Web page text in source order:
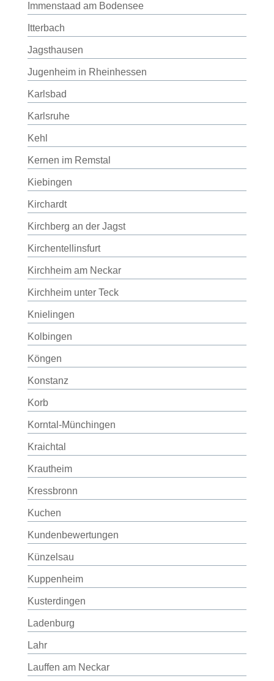
Immenstaad am Bodensee
Itterbach
Jagsthausen
Jugenheim in Rheinhessen
Karlsbad
Karlsruhe
Kehl
Kernen im Remstal
Kiebingen
Kirchardt
Kirchberg an der Jagst
Kirchentellinsfurt
Kirchheim am Neckar
Kirchheim unter Teck
Knielingen
Kolbingen
Köngen
Konstanz
Korb
Korntal-Münchingen
Kraichtal
Krautheim
Kressbronn
Kuchen
Kundenbewertungen
Künzelsau
Kuppenheim
Kusterdingen
Ladenburg
Lahr
Lauffen am Neckar